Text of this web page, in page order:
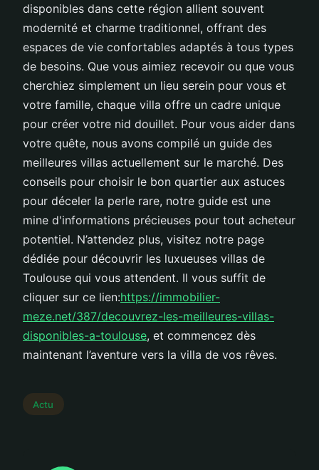
disponibles dans cette région allient souvent
modernité et charme traditionnel, offrant des
espaces de vie confortables adaptés à tous types
de besoins. Que vous aimiez recevoir ou que vous
cherchiez simplement un lieu serein pour vous et
votre famille, chaque villa offre un cadre unique
pour créer votre nid douillet. Pour vous aider dans
votre quête, nous avons compilé un guide des
meilleures villas actuellement sur le marché. Des
conseils pour choisir le bon quartier aux astuces
pour déceler la perle rare, notre guide est une
mine d'informations précieuses pour tout acheteur
potentiel. N’attendez plus, visitez notre page
dédiée pour découvrir les luxueuses villas de
Toulouse qui vous attendent. Il vous suffit de
cliquer sur ce lien:https://immobilier-
meze.net/387/decouvrez-les-meilleures-villas-
disponibles-a-toulouse, et commencez dès
maintenant l’aventure vers la villa de vos rêves.
Actu